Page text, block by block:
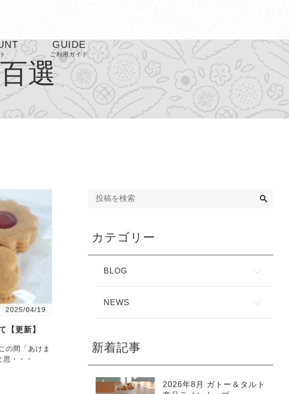
GUIDE
ご利用ガイド
お取り扱い店
FAQ
選
2025/04/19
【更新】
・・・
カテゴリー
BLOG
NEWS
新着記事
2026年8月 ガトー＆タルト